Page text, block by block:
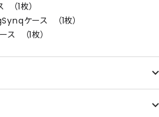
1枚）
ケース （1枚）
（1枚）